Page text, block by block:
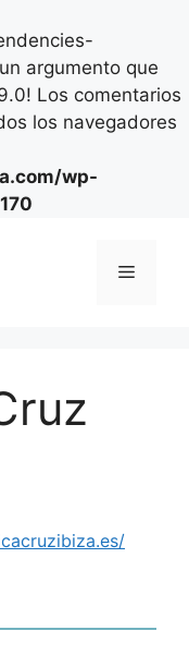
argumento que
Los comentarios
los navegadores
wp-
Menú